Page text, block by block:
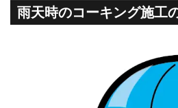
雨天時のコーキング施工